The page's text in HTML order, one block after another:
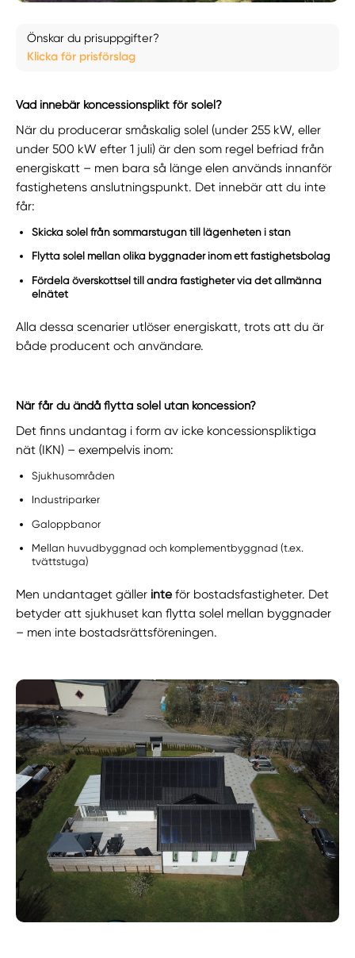
Önskar du prisuppgifter?
Klicka för prisförslag
Vad innebär koncessionsplikt för solel?
När du producerar småskalig solel (under 255 kW, eller
under 500 kW efter 1 juli) är den som regel befriad från
energiskatt – men bara så länge elen används innanför
fastighetens anslutningspunkt. Det innebär att du inte
får:
Skicka solel från sommarstugan till lägenheten i stan
Flytta solel mellan olika byggnader inom ett fastighetsbolag
Fördela överskottsel till andra fastigheter via det allmänna
elnätet
Alla dessa scenarier utlöser energiskatt, trots att du är
både producent och användare.
När får du ändå flytta solel utan koncession?
Det finns undantag i form av icke koncessionspliktiga
nät (IKN) – exempelvis inom:
Sjukhusområden
Industriparker
Galoppbanor
Mellan huvudbyggnad och komplementbyggnad (t.ex.
tvättstuga)
Men undantaget gäller inteför bostadsfastigheter. Det
betyder att sjukhuset kan flytta solel mellan byggnader
– men inte bostadsrättsföreningen.